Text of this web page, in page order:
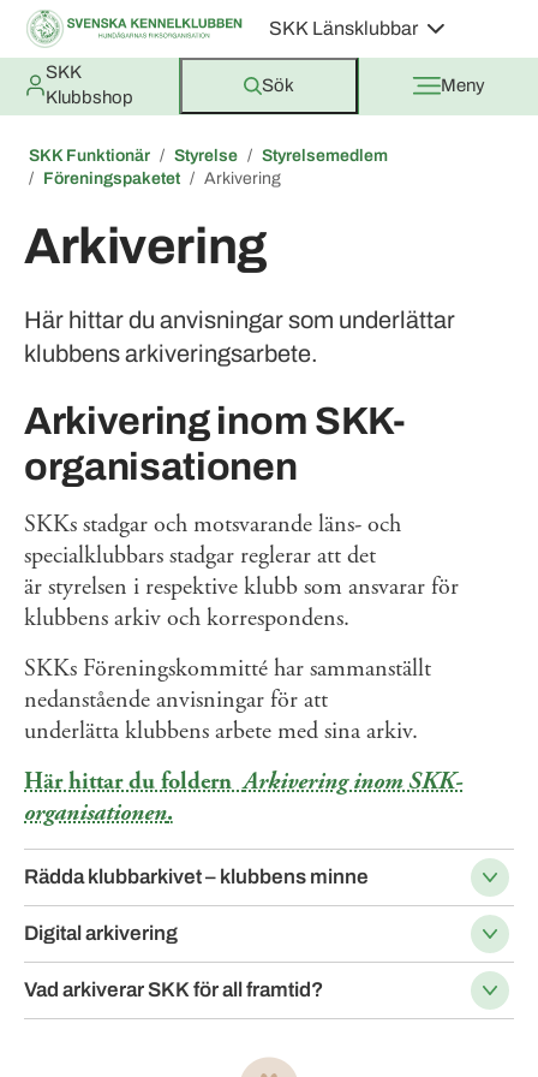
SKK Länsklubbar
SKK
Klubbshop
Sök Meny
SKK Funktionär Styrelse
Styrelsemedlem
Föreningspaketet
Arkivering
Arkivering
Här hittar du anvisningar som underlättar
klubbens arkiveringsarbete.
Arkivering inom SKK-
organisationen
SKKs stadgar och motsvarande läns- och
specialklubbars stadgar reglerar att det
är styrelsen i respektive klubb som ansvarar för
klubbens arkiv och korrespondens.
SKKs Föreningskommitté har sammanställt
nedanstående anvisningar för att
underlätta klubbens arbete med sina arkiv.
Här hittar du foldernArkivering inom SKK-
organisationen.
Rädda klubbarkivet – klubbens minne
Digital arkivering
Vad arkiverar SKK för all framtid?